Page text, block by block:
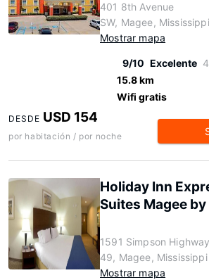
401 8th Avenue
SW, Magee,
Mostrar mapa
9/10 Excelente
15.8 km
Wifi gratis
DESDE USD 154
por habitación / por noche
Holiday Inn
Suites Magee by
1591 Simpson Highway
49, Magee, Mississippi
Mostrar mapa